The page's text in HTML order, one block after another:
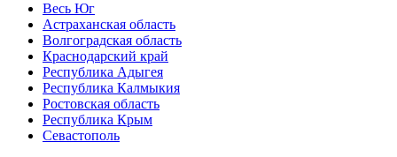
Весь Юг
Астраханская область
Волгоградская область
Краснодарский край
Республика Адыгея
Республика Калмыкия
Ростовская область
Республика Крым
Севастополь